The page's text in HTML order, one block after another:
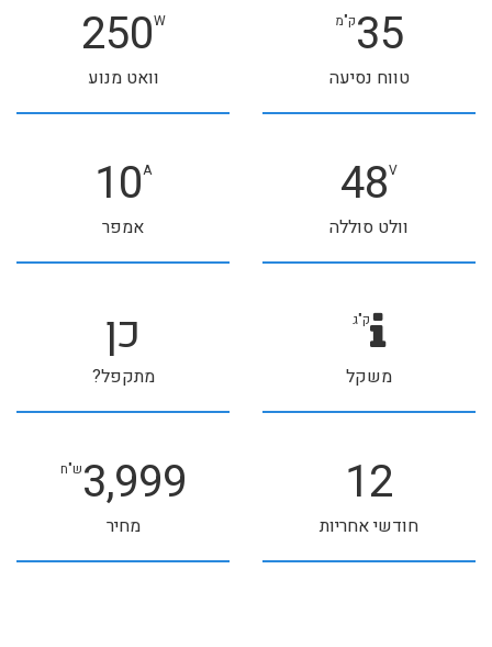
35ק"מ
טווח נסיעה
250
וואט מנוע
48
וולט סוללה
10
אמפר
ק"ג
משקל
כן
מתקפל?
12
חודשי אחריות
3,999ש"ח
מחיר